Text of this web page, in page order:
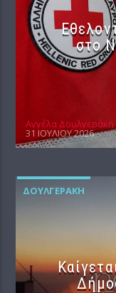
στο
Αγγέλα Δουλγεράκη
31 ΙΟΥΛΊΟΥ 2026
ΔΟΥΛΓΕΡΆΚΗ